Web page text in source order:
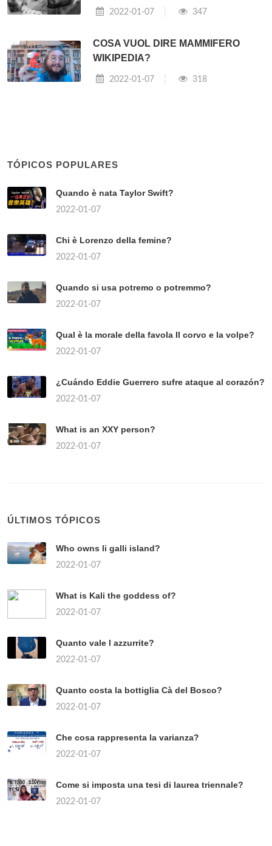
2022-01-07 347
COSA VUOL DIRE MAMMIFERO
WIKIPEDIA?
2022-01-07 318
TÓPICOS POPULARES
Quando è nata Taylor Swift?
2022-01-07
Chi è Lorenzo della femine?
2022-01-07
Quando si usa potremo o potremmo?
2022-01-07
Qual è la morale della favola Il corvo e la volpe?
2022-01-07
¿Cuándo Eddie Guerrero sufre ataque al corazón?
2022-01-07
What is an XXY person?
2022-01-07
ÚLTIMOS TÓPICOS
Who owns li galli island?
2022-01-07
What is Kali the goddess of?
2022-01-07
Quanto vale l azzurrite?
2022-01-07
Quanto costa la bottiglia Cà del Bosco?
2022-01-07
Che cosa rappresenta la varianza?
2022-01-07
Come si imposta una tesi di laurea triennale?
2022-01-07